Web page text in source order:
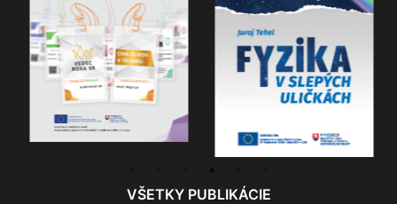
VŠETKY PUBLIKÁCIE